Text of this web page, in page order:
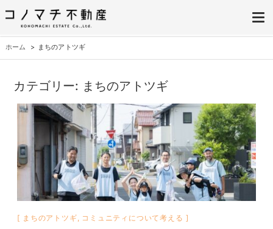
株式会社コノマチ不動産
空き家を開き家へ。不動産・空き家の売却、ご相談はコノマチ不動産へ
ホーム
まちのアトツギ
カテゴリー: まちのアトツギ
まちのアトツギ
コミュニティについて考える